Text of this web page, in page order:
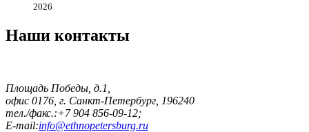
2026
Наши контакты
Площадь Победы, д.1,
офис 0176, г. Санкт-Петербург, 196240
тел./факс.:+7 904 856-09-12;
E-mail:info@ethnopetersburg.ru